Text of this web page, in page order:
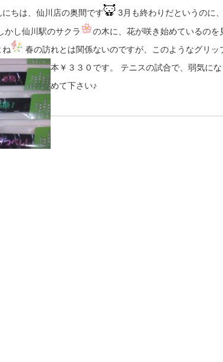
にちは、仙川店の奥間です 3月も終わりだというのに
かし仙川駅のサクラ
の木に、花が咲き始めているの
ね
春の訪れとは関係ないのですが、このようなグリッ
本￥３３０です。 テニスの試合で、弱気に
めて下さい♪